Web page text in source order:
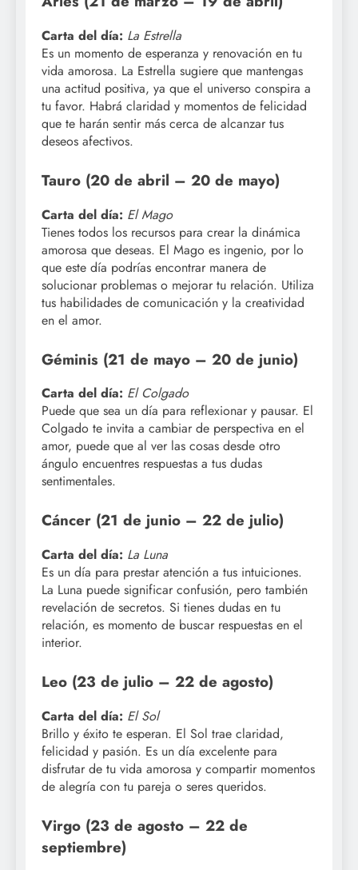
Carta del día: La Estrella
Es un momento de esperanza y renovación en tu
vida amorosa. La Estrella sugiere que mantengas
una actitud positiva, ya que el universo conspira a
tu favor. Habrá claridad y momentos de felicidad
que te harán sentir más cerca de alcanzar tus
deseos afectivos.
Tauro (20 de abril – 20 de mayo)
Carta del día: El Mago
Tienes todos los recursos para crear la dinámica
amorosa que deseas. El Mago es ingenio, por lo
que este día podrías encontrar manera de
solucionar problemas o mejorar tu relación. Utiliza
tus habilidades de comunicación y la creatividad
en el amor.
Géminis (21 de mayo – 20 de junio)
Carta del día: El Colgado
Puede que sea un día para reflexionar y pausar. El
Colgado te invita a cambiar de perspectiva en el
amor, puede que al ver las cosas desde otro
ángulo encuentres respuestas a tus dudas
sentimentales.
Cáncer (21 de junio – 22 de julio)
Carta del día: La Luna
Es un día para prestar atención a tus intuiciones.
La Luna puede significar confusión, pero también
revelación de secretos. Si tienes dudas en tu
relación, es momento de buscar respuestas en el
interior.
Leo (23 de julio – 22 de agosto)
Carta del día: El Sol
Brillo y éxito te esperan. El Sol trae claridad,
felicidad y pasión. Es un día excelente para
disfrutar de tu vida amorosa y compartir momentos
de alegría con tu pareja o seres queridos.
Virgo (23 de agosto – 22 de
septiembre)